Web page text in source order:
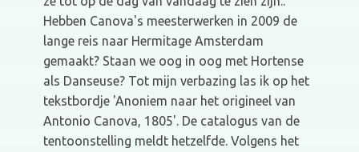
Hebben Canova's meesterwerken in 2009 de
lange reis naar Hermitage Amsterdam
gemaakt? Staan we oog in oog met Hortense
als Danseuse? Tot mijn verbazing las ik op het
tekstbordje 'Anoniem naar het origineel van
Antonio Canova, 1805'. De catalogus van de
tentoonstelling meldt hetzelfde. Volgens het